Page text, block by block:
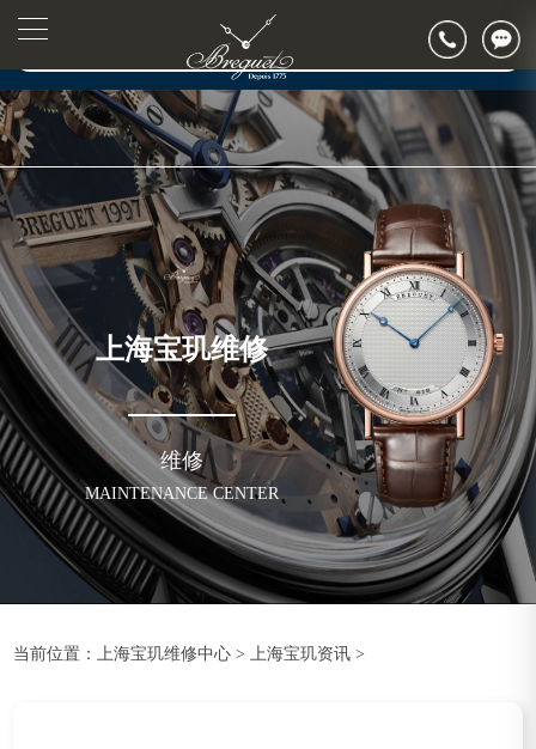
▲
▼
上海市黄浦区南京东路299号宏伊国际广场写字楼8层806室宝玑售后服务中心（需提前预约）
上海市徐汇区虹桥路3号港汇中心2座37层3705室宝玑售后服务中心（需提前预约）
节假日正常营业！
上海宝玑维修
维修
MAINTENANCE CENTER
当前位置： 上海宝玑维修中心 > 上海宝玑资讯 >